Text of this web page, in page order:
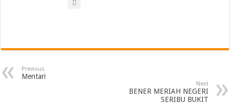
Previous
Mentari
Next
BENER MERIAH NEGERI
SERIBU BUKIT